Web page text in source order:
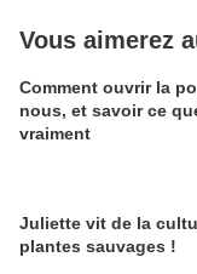
Vous aimerez
Comment ouvrir la
nous, et savoir ce
vraiment
Juliette vit de la
plantes sauvages !